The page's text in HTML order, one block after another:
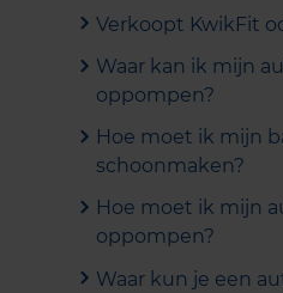
Verkoopt KwikFit
Waar kan ik mijn
oppompen?
Hoe moet ik mijn
schoonmaken?
Hoe moet ik mijn
oppompen?
Waar kun je een